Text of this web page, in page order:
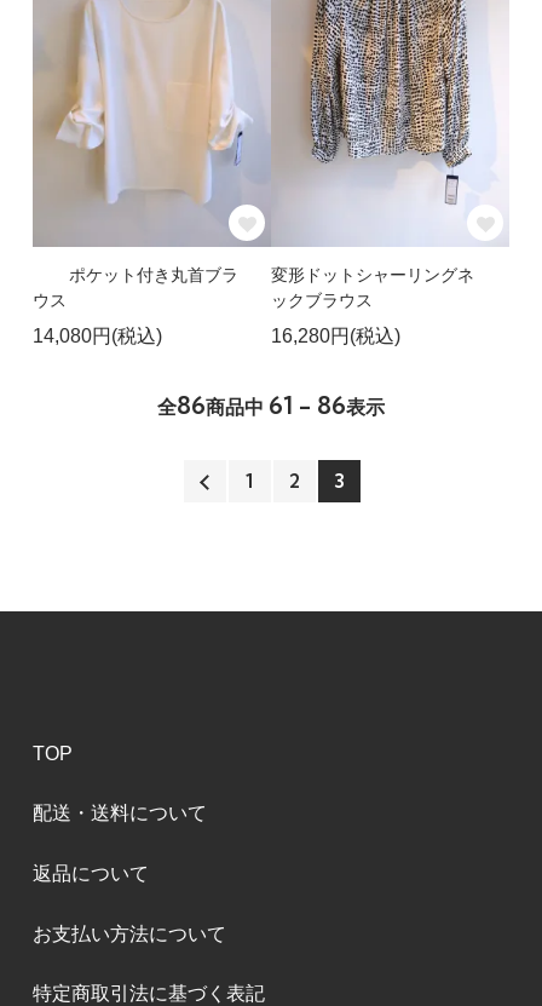
ポケット付き丸首ブラ
ウス
14,080円(税込)
変形ドットシャーリングネ
ックブラウス
16,280円(税込)
全86商品中 61 - 86表示
1 2 3
TOP
配送・送料について
返品について
お支払い方法について
特定商取引法に基づく表記